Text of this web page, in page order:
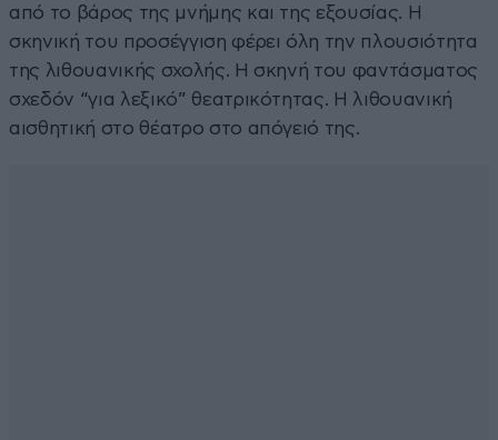
από το βάρος της μνήμης και της εξουσίας. Η
σκηνική του προσέγγιση φέρει όλη την πλουσιότητα
της λιθουανικής σχολής. Η σκηνή του φαντάσματος
σχεδόν “για λεξικό” θεατρικότητας. Η λιθουανική
αισθητική στο θέατρο στο απόγειό της.